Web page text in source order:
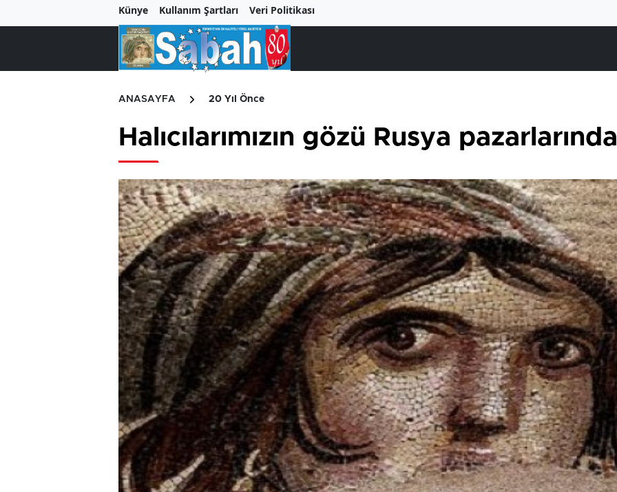
Künye Kullanım Şartları Veri Politikası
ANASAYFA 20 Yıl Önce
Halıcılarımızın gözü Rusya pazarlarında
Birçok uyku hastalığının
tan...
En ucuz sigara 120
pa...